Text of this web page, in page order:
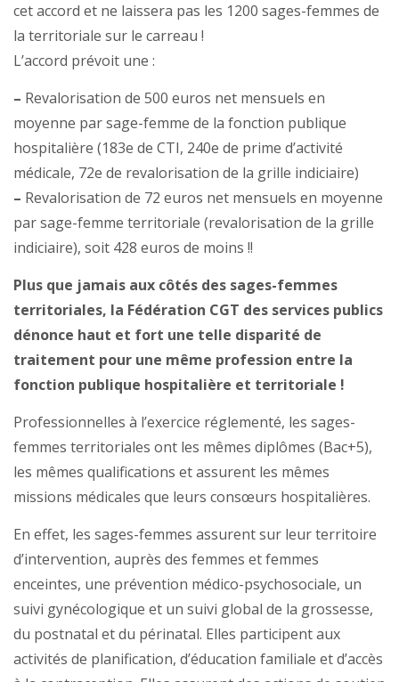
cet accord et ne laissera pas les 1200 sages-femmes de
la territoriale sur le carreau !
L’accord prévoit une :
– Revalorisation de 500 euros net mensuels en
moyenne par sage-femme de la fonction publique
hospitalière (183e de CTI, 240e de prime d’activité
médicale, 72e de revalorisation de la grille indiciaire)
– Revalorisation de 72 euros net mensuels en moyenne
par sage-femme territoriale (revalorisation de la grille
indiciaire), soit 428 euros de moins !!
Plus que jamais aux côtés des sages-femmes
territoriales, la Fédération CGT des services publics
dénonce haut et fort une telle disparité de
traitement pour une même profession entre la
fonction publique hospitalière et territoriale !
Professionnelles à l’exercice réglementé, les sages-
femmes territoriales ont les mêmes diplômes (Bac+5),
les mêmes qualifications et assurent les mêmes
missions médicales que leurs consœurs hospitalières.
En effet, les sages-femmes assurent sur leur territoire
d’intervention, auprès des femmes et femmes
enceintes, une prévention médico-psychosociale, un
suivi gynécologique et un suivi global de la grossesse,
du postnatal et du périnatal. Elles participent aux
activités de planification, d’éducation familiale et d’accès